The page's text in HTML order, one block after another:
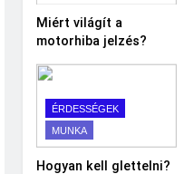
Miért világít a
motorhiba jelzés?
ÉRDESSÉGEK
MUNKA
Hogyan kell glettelni?